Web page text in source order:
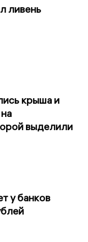
ливень
крыша и
выделили
у банков